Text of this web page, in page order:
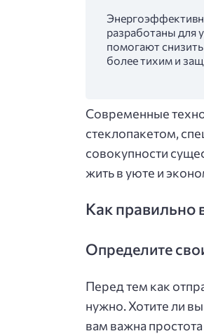
разработаны для
помогают
более тихим и
Современные
стеклопакетом,
совокупности
жить в уюте и
Как правильно
Определите
Перед тем как
нужно. Хотите ли
вам важна